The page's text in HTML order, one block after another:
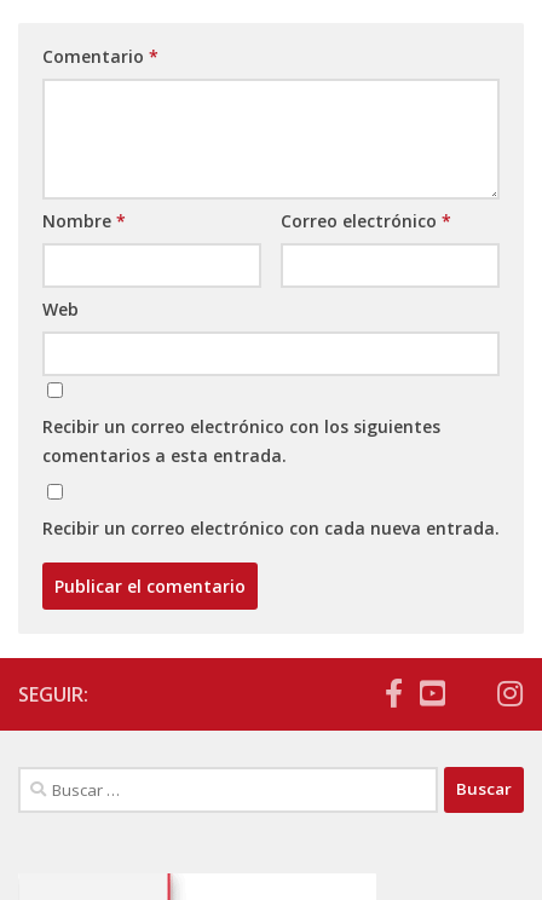
Comentario *
Nombre * Correo electrónico *
Web
Recibir un correo electrónico con los siguientes
comentarios a esta entrada.
Recibir un correo electrónico con cada nueva entrada.
SEGUIR:
Buscar: